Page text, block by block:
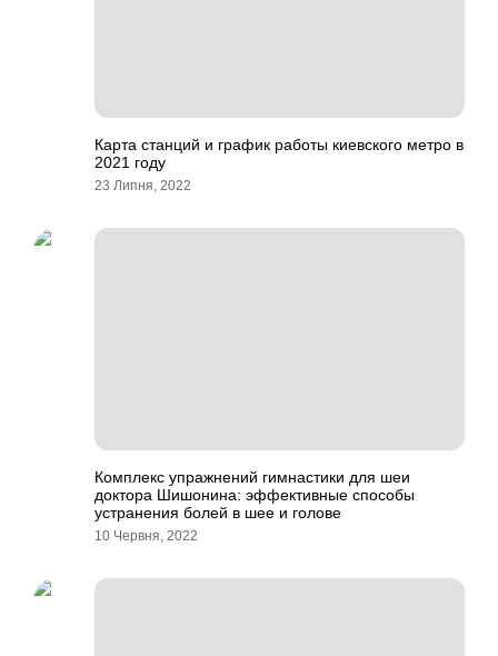
Карта станций и график работы киевского метро в
2021 году
23 Липня, 2022
Комплекс упражнений гимнастики для шеи
доктора Шишонина: эффективные способы
устранения болей в шее и голове
10 Червня, 2022